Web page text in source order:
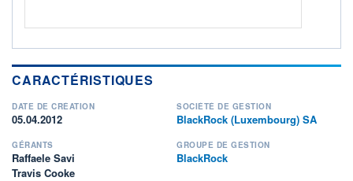
CARACTÉRISTIQUES
DATE DE CRÉATION
05.04.2012
SOCIÉTÉ DE GESTION
BlackRock (Luxembourg) SA
GÉRANTS
Raffaele Savi
Travis Cooke
GROUPE DE GESTION
BlackRock